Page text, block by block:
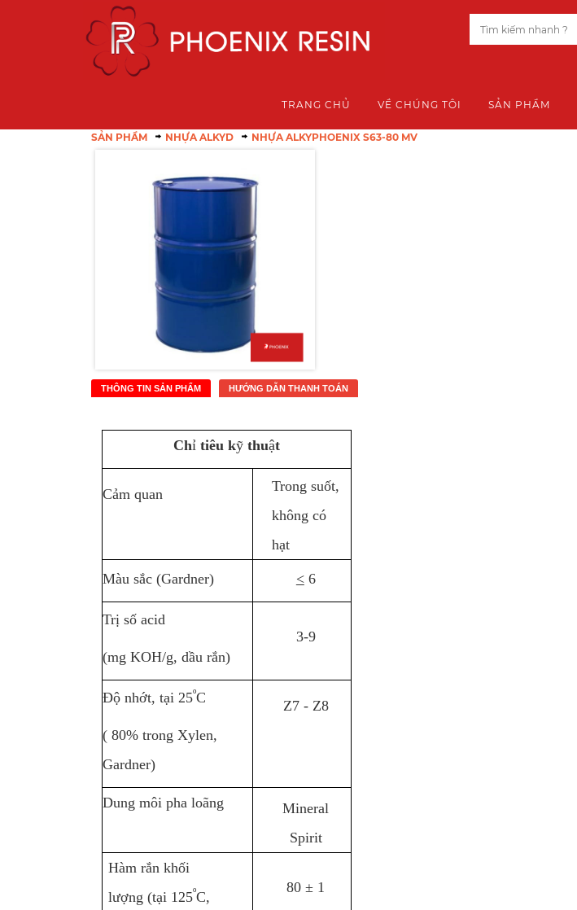
TRANG CHỦ VỀ CHÚNG TÔI SẢN PHẨM
SẢN PHẨM NHỰA ALKYD NHỰA ALKYPHOENIX S63-80 MV
THÔNG TIN SẢN PHẨM HƯỚNG DẪN THANH TOÁN
Chỉ tiêu kỹ thuật
Cảm quan
Trong suốt,
không có
hạt
Màu sắc (Gardner) < 6
Trị số acid
(mg KOH/g, dầu rắn)
3-9
Độ nhớt, tại 25ºC
( 80% trong Xylen,
Gardner)
Z7 - Z8
Dung môi pha loãng
Mineral
Spirit
Hàm rắn khối
lượng (tại 125ºC,
80 ± 1